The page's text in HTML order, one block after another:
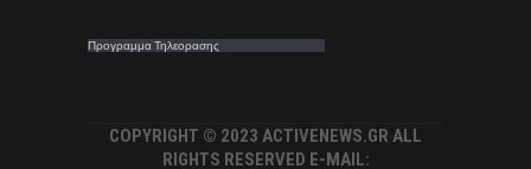
Προγραμμα Τηλεορασης
COPYRIGHT © 2023 ACTIVENEWS.GR ALL
RIGHTS RESERVED E-MAIL: